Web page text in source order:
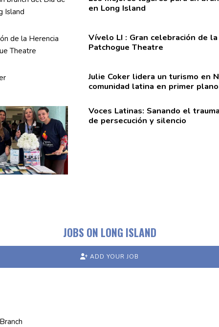
en Long Island
Vívelo LI : Gran celebración de
Patchogue Theatre
Julie Coker lidera un turismo en
comunidad latina en primer plano
Voces Latinas: Sanando el
de persecución y silencio
JOBS ON LONG ISLAND
ADD YOUR JOB